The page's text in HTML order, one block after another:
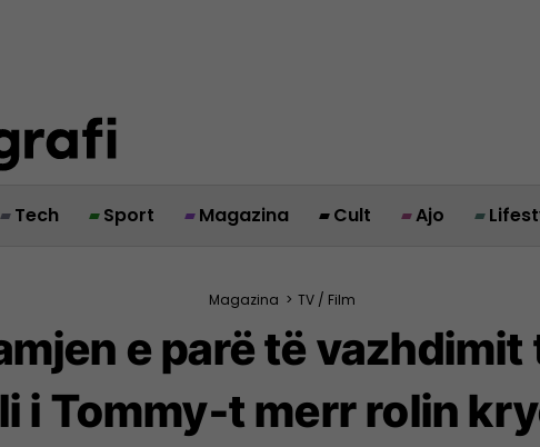
Tech Sport Magazina Cult Ajo
Magazina > TV / Film
e parë të
i Tommy-t merr rolin